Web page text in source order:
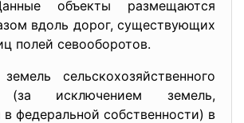
объекты размещаются
вдоль дорог, существующих
полей севооборотов.
сельскохозяйственного
(за исключением земель,
федеральной собственности) в